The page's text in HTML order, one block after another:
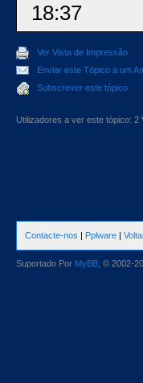
18:37
Ver Vista de Impressão
Enviar este Tópico a um
Subscrever este tópico
Utilizadores a ver este tópico: 2
Contacte-nos | Pplware |
Suportado Por MyBB , © 2002-